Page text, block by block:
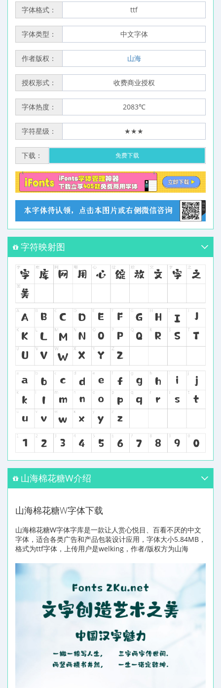
字体格式： ttf
字体类型： 中文字体
作者版权： 山海
授权形式： 收费商业授权
字体热度： 2083℃
字符星级： ★★★
下载： 免费下载
字符映射图
山海棉花糖W介绍
山海棉花糖W字体下载
山海棉花糖W字体字库是一款让人赏心悦目、百看不厌的中文
字体，适合各类广告和产品包装设计应用，字体大小5.84MB，
格式为ttf字体，上传用户是welking，作者/版权方为山海